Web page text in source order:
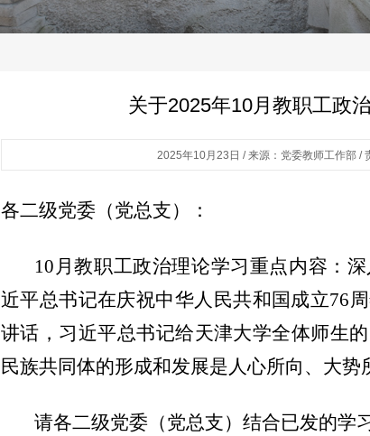
关于2025年10月教职工政
2025年10月23日 / 来源：党委教师工作部 /
各二级党委（党总支）：
10月教职工政治理论学习重点内容：
近平总书记在庆祝中华人民共和国成立76
讲话，习近平总书记给天津大学全体师生
民族共同体的形成和发展是人心所向、大势
请各二级党委（党总支）结合已发的学